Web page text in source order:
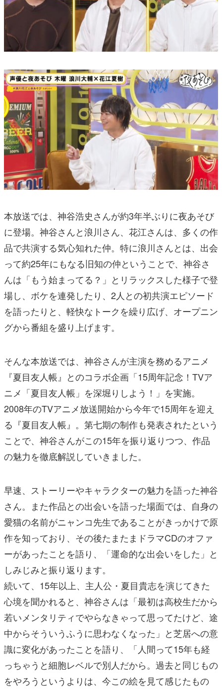
本放送では、神谷浩史さんが約3年半ぶりに夜あそび
に登場。神谷さんと浪川さん、花江さんは、多くの作
品で共演する気心知れた仲。特に浪川さんとは、出会
って約25年にもなる旧知の仲ということで、神谷さ
んは「もう始まってる？」とリラックスした様子で登
場し、ボケを連発したり、2人との初共演エピソード
を語ったりと、軽快なトークを繰り広げ、オープニン
グから番組を盛り上げます。
そんな本放送では、神谷さんが主演を務めるアニメ
『夏目友人帳』とのコラボ企画「15周年記念！TVア
ニメ「夏目友人帳」を深堀りしよう！」を実施。
2008年のTVアニメ放送開始から今年で15周年を迎え
る『夏目友人帳』。第七期の制作も発表されたという
ことで、神谷さんがこの15年を振り返りつつ、作品
の魅力を徹底解説していきました。
早速、ストーリーやキャラクターの魅力を語った神谷
さん。また作品との出会いを語った場面では、自身の
愛猫の名前がニャンコ先生であることがきっかけで原
作を知っており、その後たまたまドラマCDのオファ
ーがあったことを語り、「運命的な出会いをした」と
しみじみと振り返ります。
続いて、15年以上、主人公・夏目貴志を演じてきた
心境を聞かれると、神谷さんは「最初は高校生だから
若いメンタリティでやらなきゃって思ってたけど、途
中からそういうふうに思わなくなった」と芝居への意
識に変化があったことを語り、「人間って15年も経
っちゃうと細胞レベルで別人だから。過去と同じもの
をやろうというよりは、今この絵を見て感じたもの